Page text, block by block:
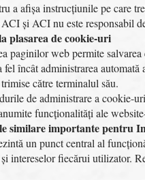
a afișa instrucțiunile pe care
și ACI nu este responsabil
plasarea de cookie-uri
paginilor web permite
încât administrarea
către terminalul său.
de administrare a cookie-
funcționalități ale
similare importante pentru
un punct central al
intereselor fiecărui utilizator.